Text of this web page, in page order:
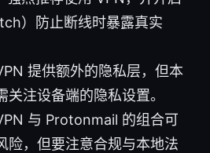
）防止断线时暴露真实
提供额外的隐私层，但本
注设备端的隐私设置。
与 Protonmail 的组合可
险，但要注意合规与本地法